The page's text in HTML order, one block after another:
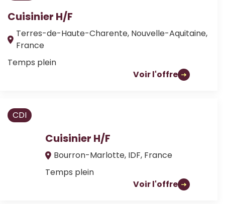
Cuisinier H/F
Terres-de-Haute-Charente, Nouvelle-Aquitaine,
France
Temps plein
Voir l'offre
CDI
Cuisinier H/F
Bourron-Marlotte, IDF, France
Temps plein
Voir l'offre